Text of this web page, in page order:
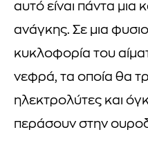
αυτό είναι πάντα μια
ανάγκης. Σε μια
κυκλοφορία του
νεφρά, τα οποία θα
ηλεκτρολύτες και
περάσουν στην